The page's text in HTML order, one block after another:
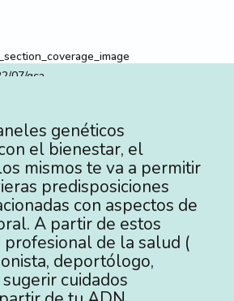
genéticos
el bienestar, el
mismos te va a permitir
predisposiciones
con aspectos de
A partir de estos
de la salud (
deportólogo,
cuidados